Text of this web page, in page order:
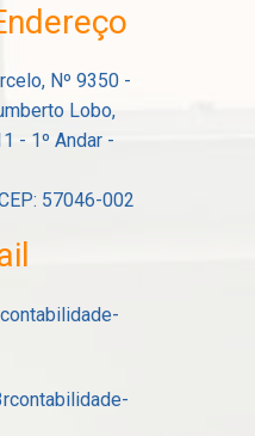
Nº 9350 -
Lobo,
- 1º Andar -
57046-002